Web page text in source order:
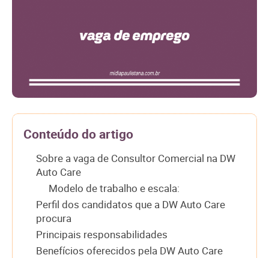
Conteúdo do artigo
Sobre a vaga de Consultor Comercial na DW
Auto Care
Modelo de trabalho e escala:
Perfil dos candidatos que a DW Auto Care
procura
Principais responsabilidades
Benefícios oferecidos pela DW Auto Care